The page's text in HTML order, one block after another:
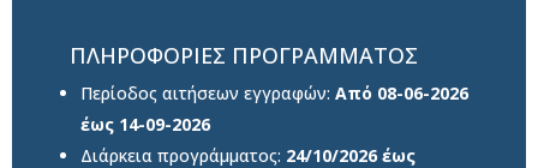
ΠΛΗΡΟΦΟΡΙΕΣ ΠΡΟΓΡΑΜΜΑΤΟΣ
Περίοδος αιτήσεων εγγραφών: Από 08-06-2026
έως 14-09-2026
Διάρκεια προγράμματος: 24/10/2026 έως